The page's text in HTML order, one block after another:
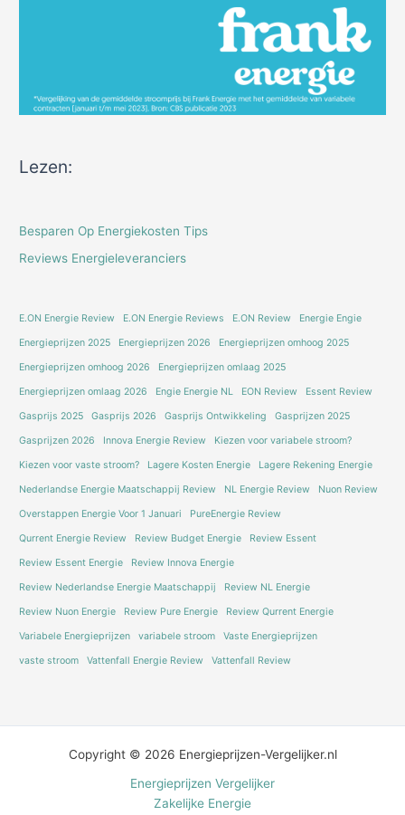
Lezen:
Besparen Op Energiekosten Tips
Reviews Energieleveranciers
E.ON Energie Review E.ON Energie Reviews E.ON Review Energie Engie
Energieprijzen 2025 Energieprijzen 2026 Energieprijzen omhoog 2025
Energieprijzen omhoog 2026 Energieprijzen omlaag 2025
Energieprijzen omlaag 2026 Engie Energie NL EON Review Essent Review
Gasprijs 2025 Gasprijs 2026 Gasprijs Ontwikkeling Gasprijzen 2025
Gasprijzen 2026 Innova Energie Review Kiezen voor variabele stroom?
Kiezen voor vaste stroom? Lagere Kosten Energie Lagere Rekening Energie
Nederlandse Energie Maatschappij Review NL Energie Review Nuon Review
Overstappen Energie Voor 1 Januari PureEnergie Review
Qurrent Energie Review Review Budget Energie Review Essent
Review Essent Energie Review Innova Energie
Review Nederlandse Energie Maatschappij Review NL Energie
Review Nuon Energie Review Pure Energie Review Qurrent Energie
Variabele Energieprijzen variabele stroom Vaste Energieprijzen
vaste stroom Vattenfall Energie Review Vattenfall Review
Copyright © 2026 Energieprijzen-Vergelijker.nl
Energieprijzen Vergelijker
Zakelijke Energie